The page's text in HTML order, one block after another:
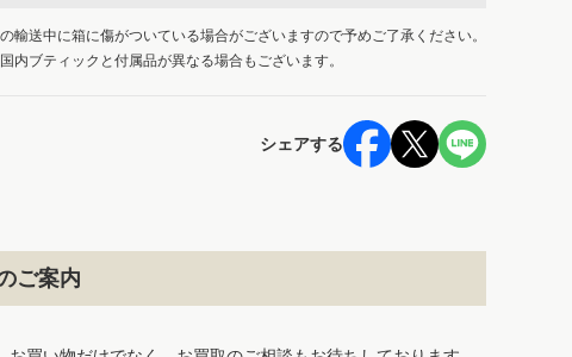
輸送中に箱に傷がついている場合がございますので予めご了承ください。
内ブティックと付属品が異なる場合もございます。
シェアする
ご案内